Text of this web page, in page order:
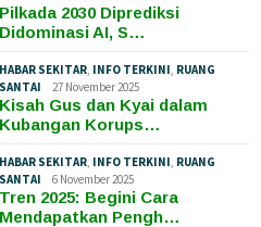
Pilkada 2030 Diprediksi
Didominasi AI, S…
HABAR SEKITAR INFO TERKINI RUANG
SANTAI
27 November 2025
Kisah Gus dan Kyai dalam
Kubangan Korups…
HABAR SEKITAR INFO TERKINI RUANG
SANTAI
6 November 2025
Tren 2025: Begini Cara
Mendapatkan Pengh…